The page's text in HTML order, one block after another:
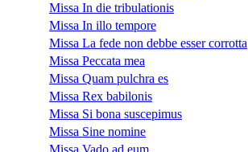
Missa In die tribulationis
Missa In illo tempore
Missa La fede non debbe esser corrotta
Missa Peccata mea
Missa Quam pulchra es
Missa Rex babilonis
Missa Si bona suscepimus
Missa Sine nomine